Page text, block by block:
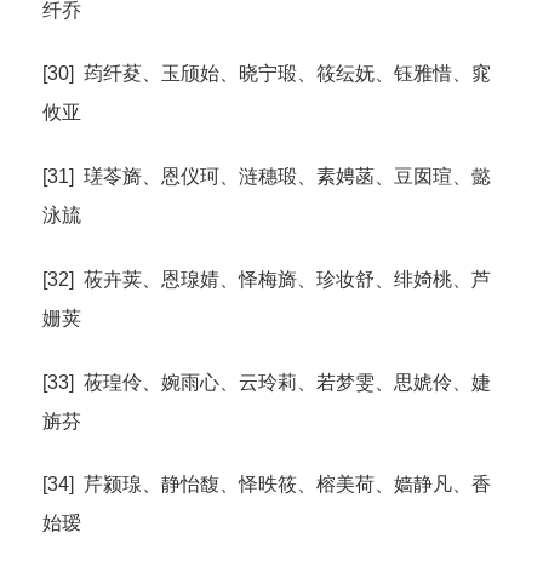
纤乔
[30] 荺纤荾、玉颀始、晓宁瑖、筱纭妩、钰雅惜、窕
攸亚
[31] 瑳苓旖、恩仪珂、涟穗瑖、素娉菡、豆囡瑄、懿
泳旈
[32] 莜卉荚、恩瑔婧、怿梅旖、珍妆舒、绯婍桃、芦
姗荚
[33] 莜瑝伶、婉雨心、云玲莉、若梦雯、思婋伶、婕
旃芬
[34] 芹颍瑔、静怡馥、怿昳筱、榕美荷、嫱静凡、香
始瑷